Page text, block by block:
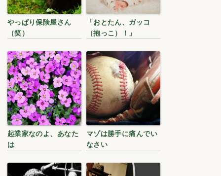
やっぱり保険屋さん
（笑）
「おとたん、ガッコ
（抱っこ）！」
起業家なのよ、あなた
は
マゾは勝手に痛んでい
なさい